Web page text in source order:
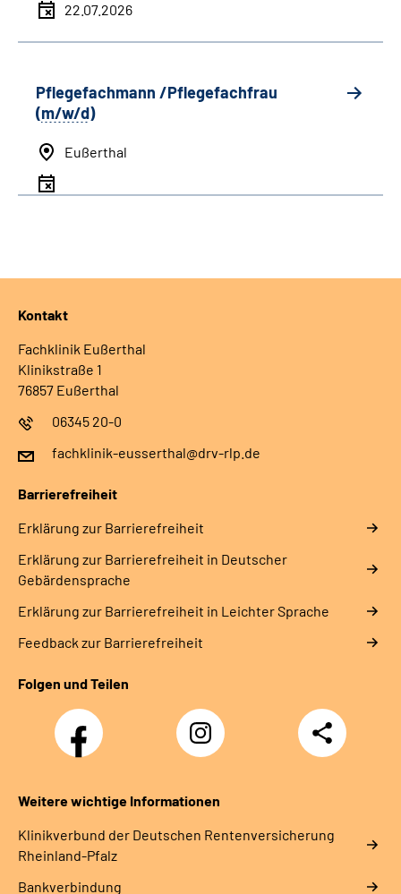
22.07.2026
Pflegefachmann /Pflegefachfrau
(m/w/d)
Eußerthal
Kontakt
Fachklinik Eußerthal
Klinikstraße 1
76857 Eußerthal
06345 20-0
fachklinik-eusserthal@drv-rlp.de
Barrierefreiheit
Erklärung zur Barrierefreiheit
Erklärung zur Barrierefreiheit in Deutscher
Gebärdensprache
Erklärung zur Barrierefreiheit in Leichter Sprache
Feedback zur Barrierefreiheit
Folgen und Teilen
Facebook
Instagram
DRV
Nachwuchskräfte
Teilen
Weitere wichtige Informationen
Klinikverbund der Deutschen Rentenversicherung
Rheinland-Pfalz
Bankverbindung